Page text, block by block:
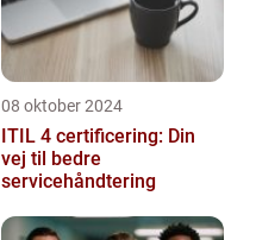
08 oktober 2024
ITIL 4 certificering: Din
vej til bedre
servicehåndtering